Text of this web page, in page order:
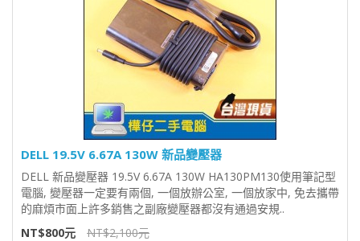
DELL 19.5V 6.67A 130W 新品變壓器
DELL 新品變壓器 19.5V 6.67A 130W HA130PM130使用筆記型
電腦, 變壓器一定要有兩個, 一個放辦公室, 一個放家中, 免去攜帶
的麻煩市面上許多銷售之副廠變壓器都沒有通過安規..
NT$800元
NT$2,100元